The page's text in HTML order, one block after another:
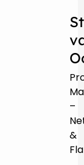
–
&